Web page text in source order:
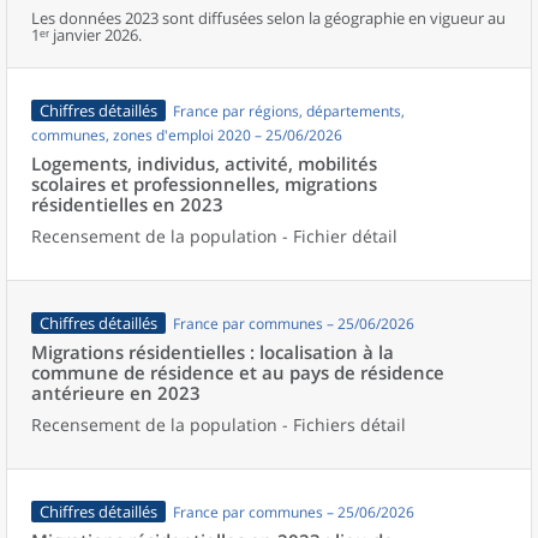
Les données 2023 sont diffusées selon la géographie en vigueur au
1ᵉʳ janvier 2026.
Chiffres détaillés
France par régions, départements,
communes, zones d'emploi 2020 – 25/06/2026
Logements, individus, activité, mobilités
scolaires et professionnelles, migrations
résidentielles en 2023
Recensement de la population - Fichier détail
Chiffres détaillés France par communes – 25/06/2026
Migrations résidentielles : localisation à la
commune de résidence et au pays de résidence
antérieure en 2023
Recensement de la population - Fichiers détail
Chiffres détaillés France par communes – 25/06/2026